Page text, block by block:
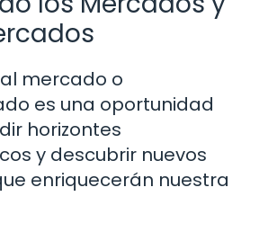
mercado o
es una oportunidad
horizontes
y descubrir nuevos
enriquecerán nuestra